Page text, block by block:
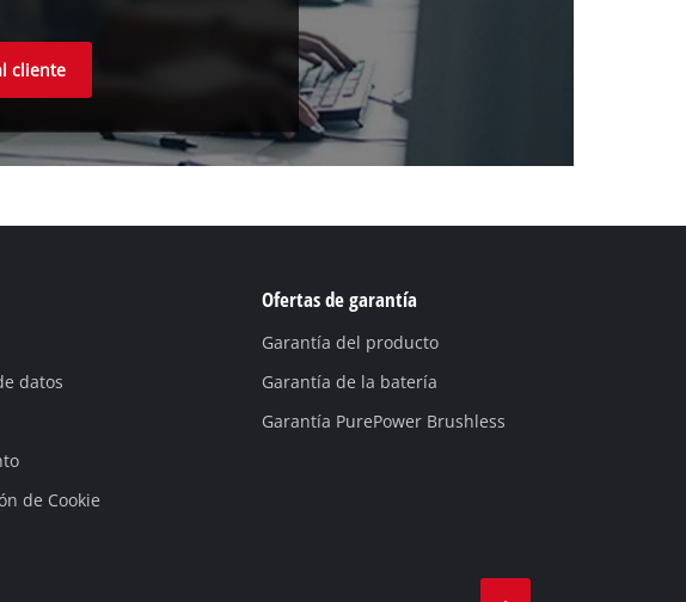
cliente
datos
de Cookie
Ofertas de garantía
Garantía del producto
Garantía de la batería
Garantía PurePower Brushless